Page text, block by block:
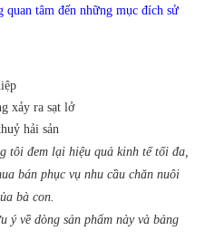
tâm đến những mục đích sử
xảy ra sạt lở
hải sản
tôi đem lại hiệu quả kinh tế tối đa,
bán phục vụ nhu cầu chăn nuôi
bà con.
ý về dòng sản phẩm này và bảng